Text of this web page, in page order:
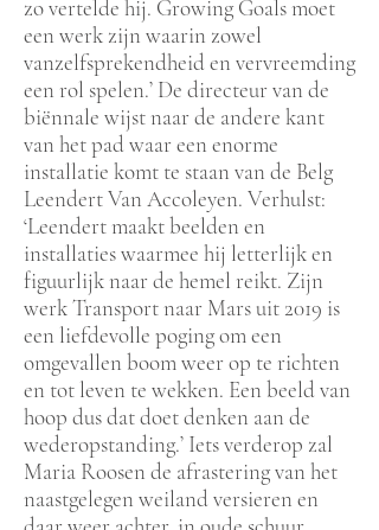
zo vertelde hij. Growing Goals moet
een werk zijn waarin zowel
vanzelfsprekendheid en vervreemding
een rol spelen.’ De directeur van de
biënnale wijst naar de andere kant
van het pad waar een enorme
installatie komt te staan van de Belg
Leendert Van Accoleyen. Verhulst:
‘Leendert maakt beelden en
installaties waarmee hij letterlijk en
figuurlijk naar de hemel reikt. Zijn
werk Transport naar Mars uit 2019 is
een liefdevolle poging om een
omgevallen boom weer op te richten
en tot leven te wekken. Een beeld van
hoop dus dat doet denken aan de
wederopstanding.’ Iets verderop zal
Maria Roosen de afrastering van het
naastgelegen weiland versieren en